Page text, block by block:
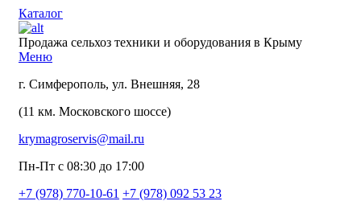
Каталог
Продажа сельхоз техники и оборудования в Крыму
Меню
г. Симферополь, ул. Внешняя, 28
(11 км. Московского шоссе)
krymagroservis@mail.ru
Пн-Пт с 08:30 до 17:00
+7 (978) 770-10-61 +7 (978) 092 53 23